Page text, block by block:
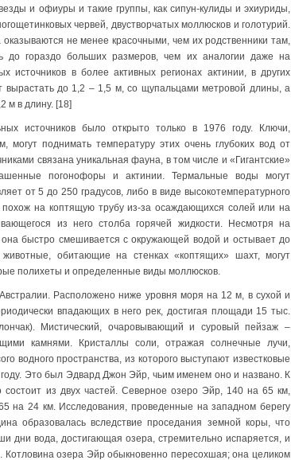
и офиуры и такие группы, как сипун-кулиды и эхиуриды,
червей, двустворчатых моллюсков и голотурий.
не менее красочными, чем их родственники там,
до гораздо больших размеров, чем их аналогии даже на
источников в более активных регионах актинии, в других
вырастать до 1,2 – 1,5 м, со щупальцами метровой длины, а
м в длину. [18]
источников было открыто только в 1976 году. Ключи,
поднимать температуру этих очень глубоких вод от
связана уникальная фауна, в том числе и «Гигантские»
погонофоры и актинии. Термальные воды могут
от 5 до 250 градусов, либо в виде высокотемпературного
на коптящую трубу из-за осаждающихся солей или на
из него столба горячей жидкости. Несмотря на
быстро смешивается с окружающей водой и остывает до
обитающие на стенках «коптящих» шахт, могут
полихеты и определенные виды моллюсков.
Расположено ниже уровня моря на 12 м, в сухой и
впадающих в него рек, достигая площади 15 тыс.
Мистический, очаровывающий и суровый пейзаж –
камнями. Кристаллы соли, отражая солнечные лучи,
водного пространства, из которого выступают известковые
Это был Эдвард Джон Эйр, чьим именем оно и названо. К
из двух частей. Северное озеро Эйр, 140 на 65 км,
на 24 км. Исследования, проведенные на западном берегу
образовалась вследствие проседания земной коры, что
дни вода, достигающая озера, стремительно испаряется, и
Котловина озера Эйр обыкновенно пересохшая; она целиком